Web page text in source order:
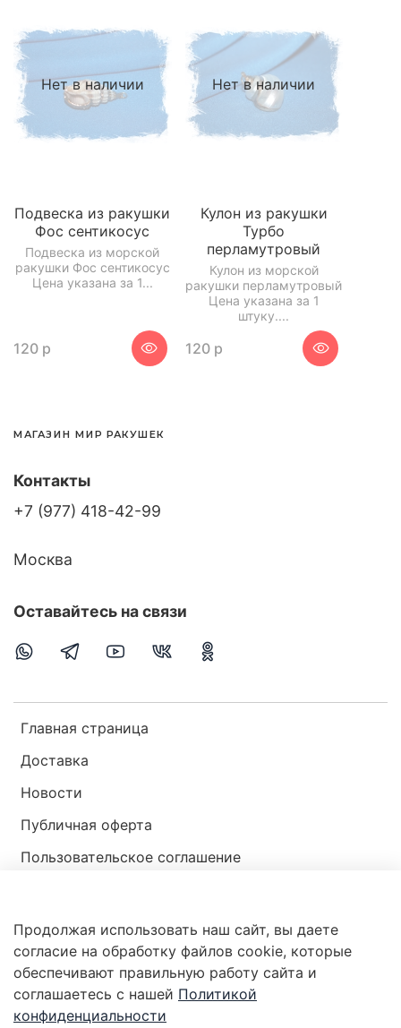
Нет в наличии
Подвеска из ракушки
Фос сентикосус
Подвеска из морской
ракушки Фос сентикосус
Цена указана за 1...
120 р
Нет в наличии
Кулон из ракушки
Турбо
перламутровый
Кулон из морской
ракушки перламутровый
Цена указана за 1
штуку....
120 р
МАГАЗИН МИР РАКУШЕК
Главная страница
Доставка
Новости
Публичная оферта
Пользовательское соглашение
Контакты
+7 (977) 418-42-99
Москва
Оставайтесь на связи
Магазин мир ракушек
Продолжая использовать наш сайт, вы даете
согласие на обработку файлов cookie, которые
обеспечивают правильную работу сайта и
соглашаетесь с нашей Политикой
конфиденциальности